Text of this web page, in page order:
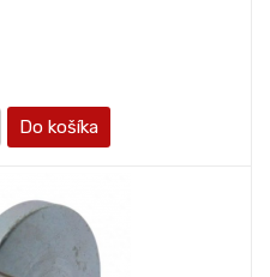
Do košíka